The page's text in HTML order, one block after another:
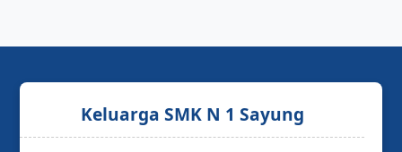
Keluarga SMK N 1 Sayung